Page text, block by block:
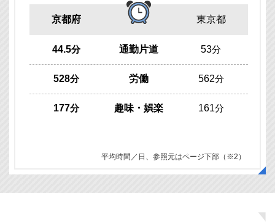
京都府 東京都
44.5分 通勤片道 53分
528分 労働 562分
177分 趣味・娯楽 161分
平均時間／日、参照元はページ下部（※2）